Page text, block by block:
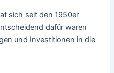
sich seit den 1950er
dafür waren
und Investitionen in die